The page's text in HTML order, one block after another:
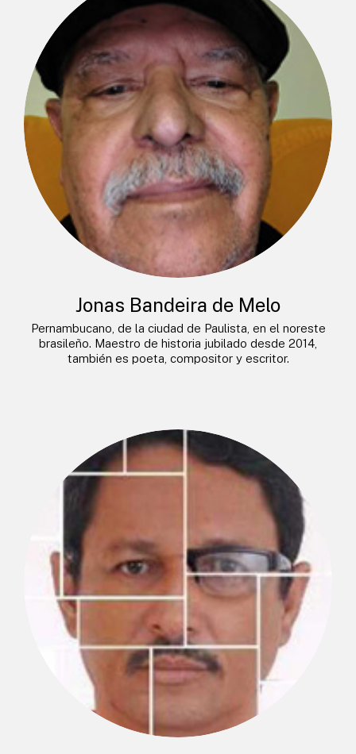
Jonas Bandeira de Melo
Pernambucano, de la ciudad de Paulista, en el noreste
brasileño. Maestro de historia jubilado desde 2014,
también es poeta, compositor y escritor.